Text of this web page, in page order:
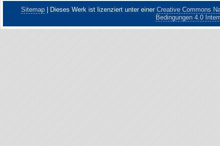
Sitemap Dieses Werk ist lizenziert unter einer Creative Commons
Bedingungen 4.0